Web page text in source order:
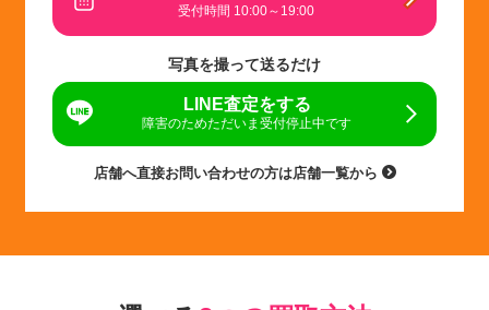
受付時間 10:00～19:00
写真を撮って送るだけ
LINE査定をする
障害のためただいま受付停止中です
店舗へ直接お問い合わせの方は店舗一覧から